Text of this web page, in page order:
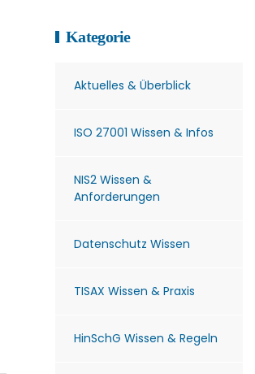
Kategorie
Aktuelles & Überblick
ISO 27001 Wissen & Infos
NIS2 Wissen &
Anforderungen
Datenschutz Wissen
TISAX Wissen & Praxis
HinSchG Wissen & Regeln